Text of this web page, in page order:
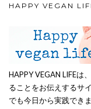
HAPPY VEGAN
HAPPY VEGAN LIFEは
ることをお伝えするサ
でも今日から実践できま